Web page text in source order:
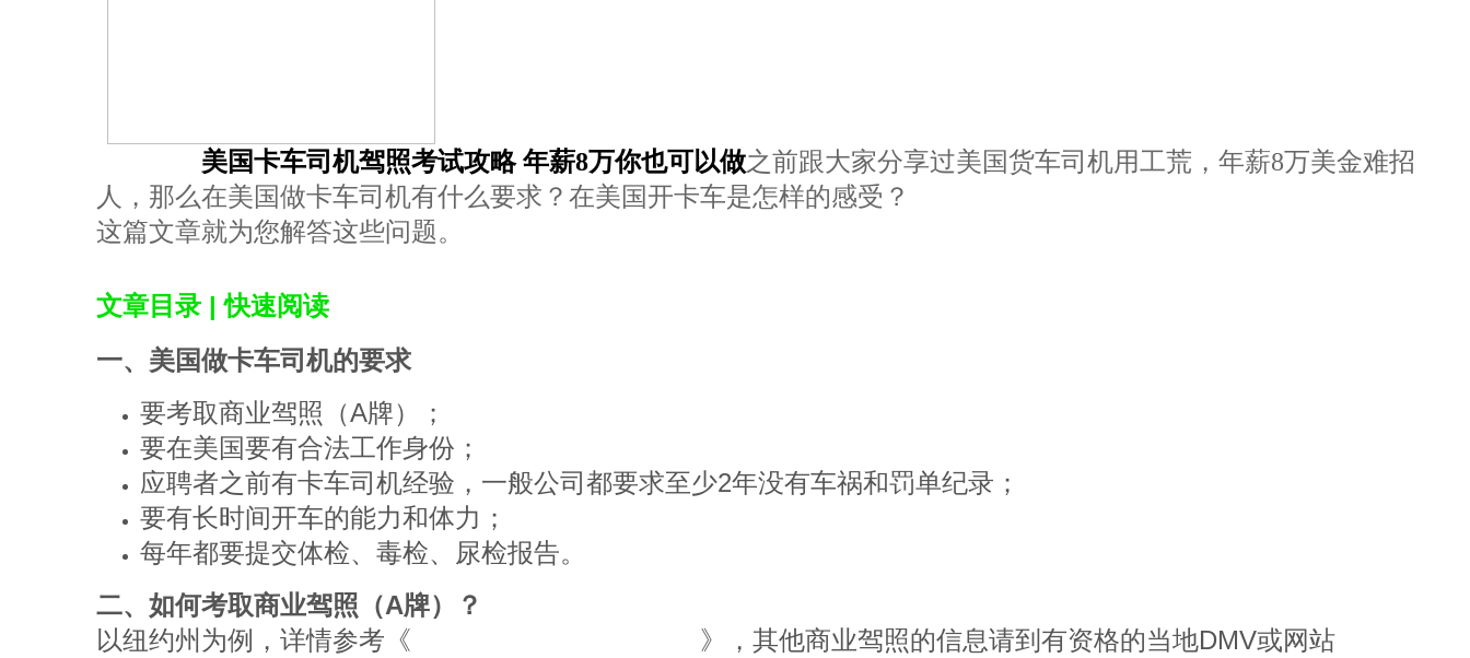
美国卡车司机驾照考试攻略 年薪8万你也可以做之前跟大家分享过美国货车司机用工荒，年薪8万美金难招
人
，那么在美国做卡车司机有什么要求？ 在美国开卡车是怎样的感受 ？
这篇文章就为您解答这些问题。
文章目录 | 快速阅读
一、美国做卡车司机的要求
要考取商业驾照（A牌）；
要在美国要有合法工作身份；
应聘者之前有卡车司机经验，一般公司都要求至少2年没有车祸和罚单纪录；
要有长时间开车的能力和体力；
每年都要提交体检、毒检、尿检报告。
二、如何考取商业驾照（A牌）？
以纽约州为例，详情参考《
》，其他商业驾照的信息请到有资格的当地DMV或网站